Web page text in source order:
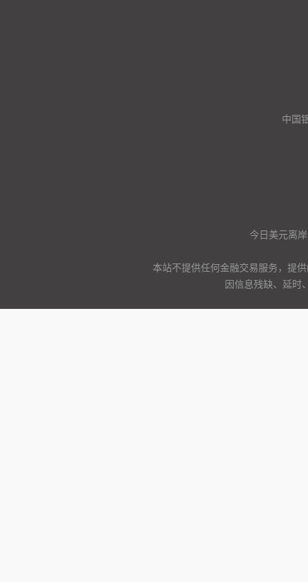
中国
今日美元离
本站不提供任何金融交易服务，提
因信息残缺、延时